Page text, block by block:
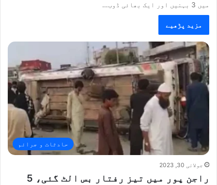
میں 3 بہنیں اور ایک بھائی ڈوب…
مزید پڑھیے
حادثات و جرائم
جولائی 30, 2023
راجن پور میں تیز رفتار بس الٹ گئی، 5